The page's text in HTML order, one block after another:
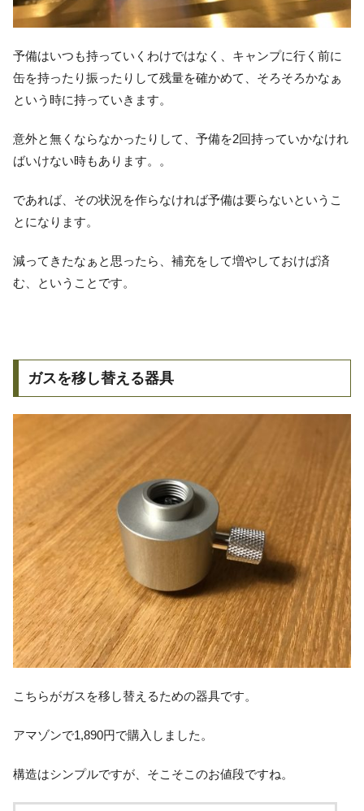
予備はいつも持っていくわけではなく、キャンプに行く前に
缶を持ったり振ったりして残量を確かめて、そろそろかなぁ
という時に持っていきます。
意外と無くならなかったりして、予備を2回持っていかなけれ
ばいけない時もあります。。
であれば、その状況を作らなければ予備は要らないというこ
とになります。
減ってきたなぁと思ったら、補充をして増やしておけば済
む、ということです。
ガスを移し替える器具
こちらがガスを移し替えるための器具です。
アマゾンで1,890円で購入しました。
構造はシンプルですが、そこそこのお値段ですね。